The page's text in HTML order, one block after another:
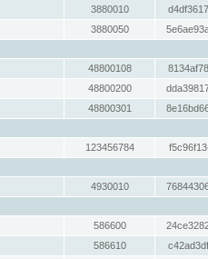
3880010
3880050
48800108
48800200
48800301
123456784
4930010
586600
586610